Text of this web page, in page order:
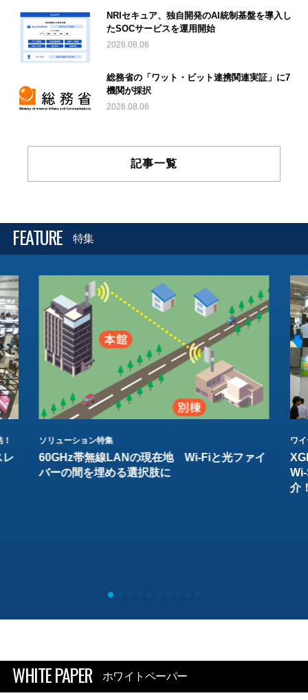
NRIセキュア、独自開発のAI統制基盤を導入し
たSOCサービスを運用開始
2026.08.06
総務省の「ワット・ビット連携関連実証」に7
機関が採択
2026.08.06
記事一覧
FEATURE 特集
レ
ソリューション特集
60GHz帯無線LANの現在地 Wi-Fiと光ファイ
バーの間を埋める選択肢に
ワ
介
WHITE PAPER ホワイトペーパー